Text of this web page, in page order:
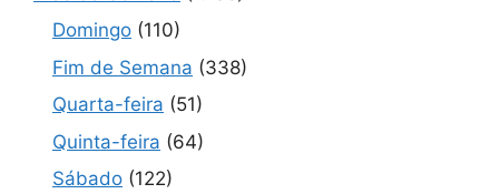
Domingo (110)
Fim de Semana (338)
Quarta-feira (51)
Quinta-feira (64)
Sábado (122)